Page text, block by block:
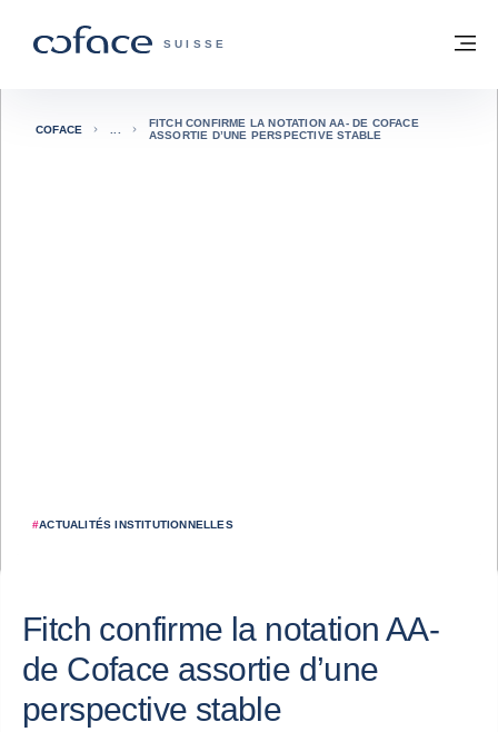
COFACE, FOR TRADE - PAGE
SUISSE
Retour à la page d'accueil
#ACTUALITÉS INSTITUTIONNELLES
COFACE
FITCH CONFIRME LA NOTATION AA- DE COFACE
ASSORTIE D’UNE PERSPECTIVE STABLE
Fitch confirme la notation AA-
de Coface assortie d’une
perspective stable